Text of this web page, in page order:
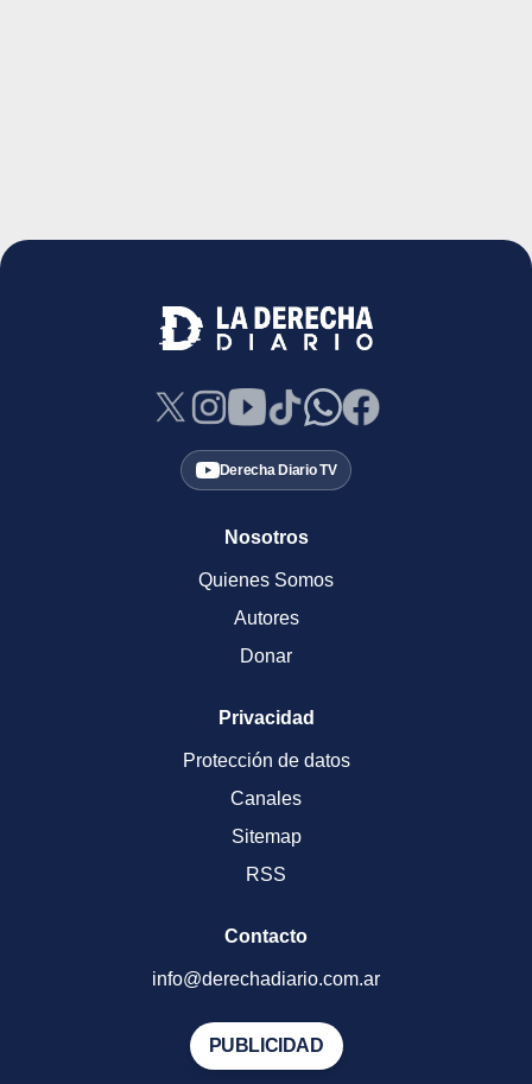
Derecha Diario TV
Nosotros
Quienes Somos
Autores
Donar
Privacidad
Protección de datos
Canales
Sitemap
RSS
Contacto
info@derechadiario.com.ar
PUBLICIDAD